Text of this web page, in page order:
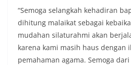
“Semoga selangkah kehadiran
dihitung malaikat sebagai
mudahan silaturahmi akan
karena kami masih haus dengan
pemahaman agama. Semoga